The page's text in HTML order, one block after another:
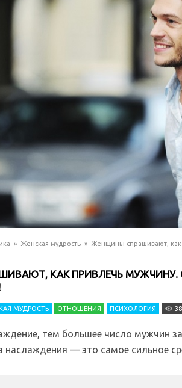
» Женская мудрость » Женщины спрашивают, как
КАК ПРИВЛЕЧЬ МУЖЧИНУ.
МУДРОСТЬ ОТНОШЕНИЯ ПСИХОЛОГИЯ
тем большее число мужчин
наслаждения — это самое сильное